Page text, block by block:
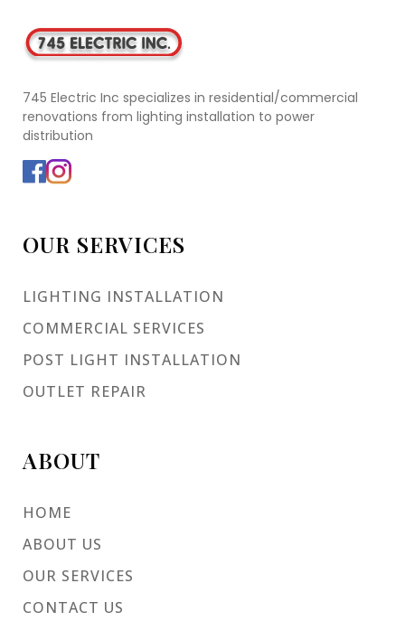
745 Electric Inc specializes in residential/commercial
renovations from lighting installation to power
distribution
OUR SERVICES
LIGHTING INSTALLATION
COMMERCIAL SERVICES
POST LIGHT INSTALLATION
OUTLET REPAIR
ABOUT
HOME
ABOUT US
OUR SERVICES
CONTACT US